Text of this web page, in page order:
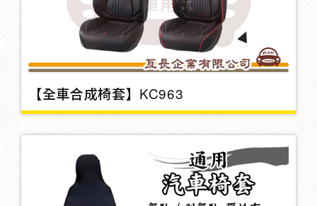
【全車合成椅套】KC963
菸灰缸 2
垃圾桶 8
鑰匙圈/吊飾 3
網兜